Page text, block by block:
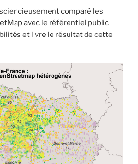
comparé les
avec le référentiel public
et livre le résultat de cette